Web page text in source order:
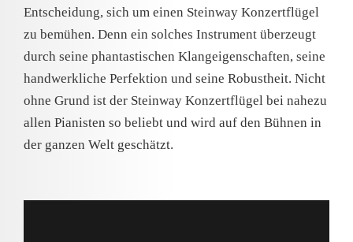
Entscheidung, sich um einen Steinway Konzertflügel
zu bemühen. Denn ein solches Instrument überzeugt
durch seine phantastischen Klangeigenschaften, seine
handwerkliche Perfektion und seine Robustheit. Nicht
ohne Grund ist der Steinway Konzertflügel bei nahezu
allen Pianisten so beliebt und wird auf den Bühnen in
der ganzen Welt geschätzt.